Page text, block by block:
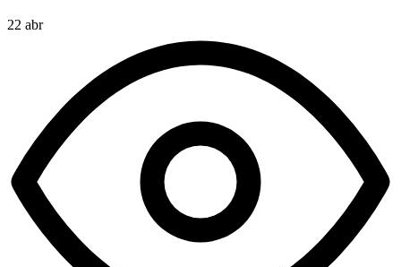
22 abr